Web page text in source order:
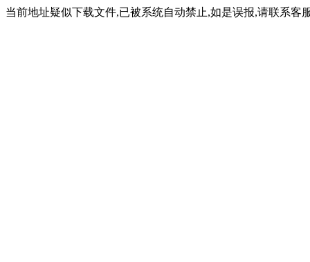
当前地址疑似下载文件,已被系统自动禁止,如是误报,请联系客